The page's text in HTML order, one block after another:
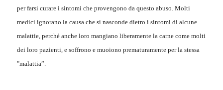
per farsi curare i sintomi che provengono da questo abuso. Molti
medici ignorano la causa che si nasconde dietro i sintomi di alcune
malattie, perché anche loro mangiano liberamente la carne come molti
dei loro pazienti, e soffrono e muoiono prematuramente per la stessa
"malattia”.